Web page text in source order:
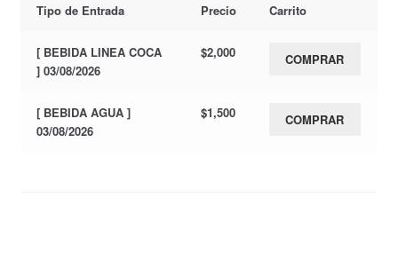
Tipo de Entrada Precio Carrito
[ BEBIDA LINEA COCA
] 03/08/2026
$2,000 COMPRAR
[ BEBIDA AGUA ]
03/08/2026
$1,500 COMPRAR